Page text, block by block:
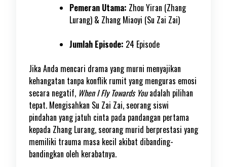
Pemeran Utama: Zhou Yiran (Zhang
Lurang) & Zhang Miaoyi (Su Zai Zai)
Jumlah Episode: 24 Episode
Jika Anda mencari drama yang murni menyajikan
kehangatan tanpa konflik rumit yang menguras emosi
secara negatif, When I Fly Towards Youadalah pilihan
tepat. Mengisahkan Su Zai Zai, seorang siswi
pindahan yang jatuh cinta pada pandangan pertama
kepada Zhang Lurang, seorang murid berprestasi yang
memiliki trauma masa kecil akibat dibanding-
bandingkan oleh kerabatnya.